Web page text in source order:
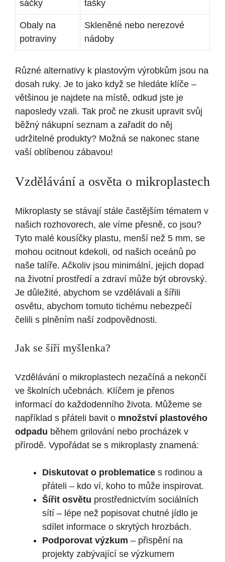
sáčky
tašky
Obaly na
potraviny
Skleněné nebo nerezové
nádoby
Různé alternativy k plastovým výrobkům jsou na
dosah ruky. Je to jako když se hledáte klíče –
většinou je najdete na místě, odkud jste je
naposledy vzali. Tak proč ne zkusit upravit svůj
běžný nákupní seznam a zařadit do něj
udržitelné produkty? Možná se nakonec stane
vaší oblíbenou zábavou!
Vzdělávání a osvěta o mikroplastech
Mikroplasty se stávají stále častějším tématem v
našich rozhovorech, ale víme přesně, co jsou?
Tyto malé kousíčky plastu, menší než 5 mm, se
mohou ocitnout kdekoli, od našich oceánů po
naše talíře. Ačkoliv jsou minimální, jejich dopad
na životní prostředí a zdraví může být obrovský.
Je důležité, abychom se vzdělávali a šířili
osvětu, abychom tomuto tichému nebezpečí
čelili s plněním naší zodpovědnosti.
Jak se šíří myšlenka?
Vzdělávání o mikroplastech nezačíná a nekončí
ve školních učebnách. Klíčem je přenos
informací do každodenního života. Můžeme se
například s přáteli bavit o množství plastového
odpadu během grilování nebo procházek v
přírodě. Vypořádat se s mikroplasty znamená:
Diskutovat o problematice s rodinou a
přáteli – kdo ví, koho to může inspirovat.
Šířit osvětu prostřednictvím sociálních
sítí – lépe než popisovat chutné jídlo je
sdílet informace o skrytých hrozbách.
Podporovat výzkum – přispění na
projekty zabývající se výzkumem